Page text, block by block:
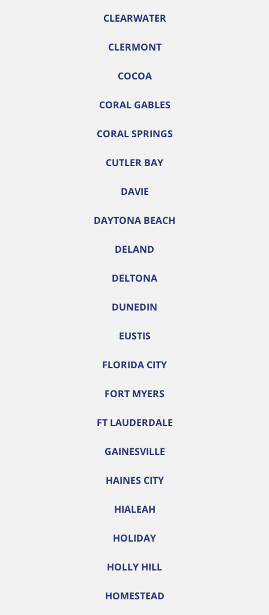
CLEARWATER
CLERMONT
COCOA
CORAL GABLES
CORAL SPRINGS
CUTLER BAY
DAVIE
DAYTONA BEACH
DELAND
DELTONA
DUNEDIN
EUSTIS
FLORIDA CITY
FORT MYERS
FT LAUDERDALE
GAINESVILLE
HAINES CITY
HIALEAH
HOLIDAY
HOLLY HILL
HOMESTEAD